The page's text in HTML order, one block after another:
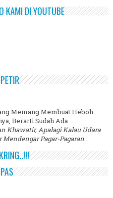
KAMI DI YOUTUBE
Memang Membuat Heboh
Berarti Sudah Ada
Khawatir, Apalagi Kalau Udara
Mendengar Pagar-Pagaran.